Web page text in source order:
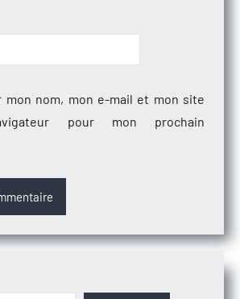
mon nom, mon e-mail et mon site
pour mon prochain